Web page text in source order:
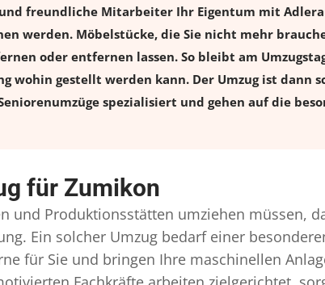
freundliche Mitarbeiter Ihr Eigentum mit
werden. Möbelstücke, die Sie nicht mehr
oder entfernen lassen. So bleibt am
wohin gestellt werden kann. Der Umzug ist dann
spezialisiert und gehen auf die
für Zumikon
und Produktionsstätten umziehen müssen,
Ein solcher Umzug bedarf einer
für Sie und bringen Ihre maschinellen